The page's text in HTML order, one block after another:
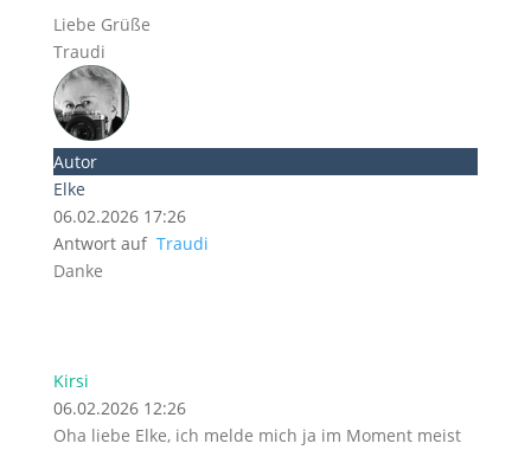
Liebe Grüße
Traudi
Autor
Elke
06.02.2026 17:26
Antwort auf Traudi
Danke
Kirsi
06.02.2026 12:26
Oha liebe Elke, ich melde mich ja im Moment meist